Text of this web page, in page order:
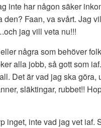
inte har någon säker
den? Faan, va svårt. Jag
jag vill veta nu!!!
några som behöver
alla jobb, så gott som
Det är vad jag ska göra,
släktingar, rubbet!!
inget, inte vad jag vet iaf.